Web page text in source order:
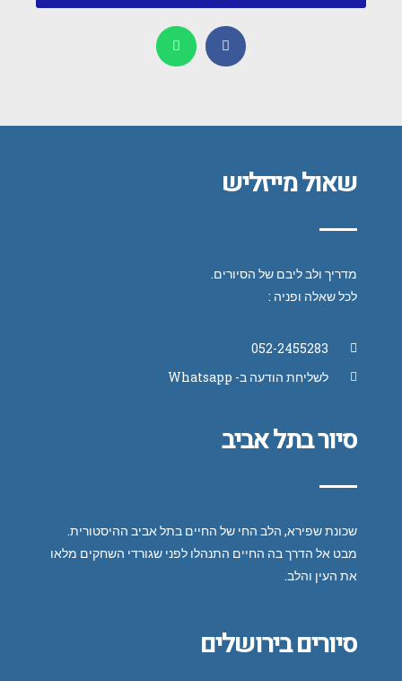
שאול מייזליש
מדריך ולב ליבם של הסיורים.
לכל שאלה ופניה :
052-2455283
לשליחת הודעה ב- Whatsapp
סיור בתל אביב
שכונת שפירא, הלב החי של החיים בתל אביב ההיסטורית.
מבט אל הדרך בה החיים התנהלו לפני שגורדי השחקים מלאו
את העין והלב.
סיורים בירושלים